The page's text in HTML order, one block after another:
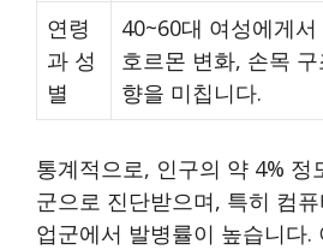
연령
과 성
별
40~60대 여성에게
호르몬 변화, 손목
향을 미칩니다.
통계적으로, 인구의 약 4% 정
군으로 진단받으며, 특히 컴
업군에서 발병률이 높습니다.